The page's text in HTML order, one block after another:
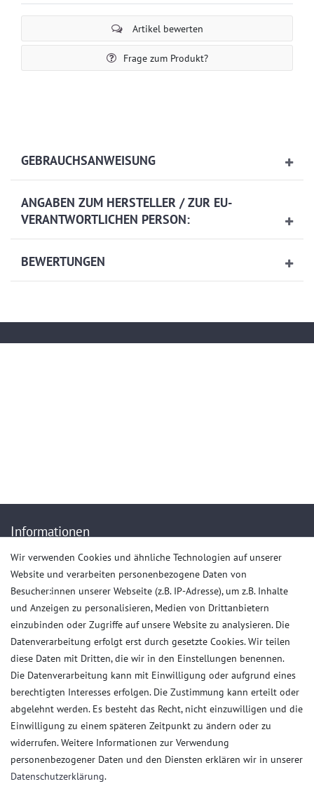
Artikel bewerten
Frage zum Produkt?
GEBRAUCHSANWEISUNG
ANGABEN ZUM HERSTELLER / ZUR EU-
VERANTWORTLICHEN PERSON:
BEWERTUNGEN
Informationen
Impressum
AGB
Daten­schutz­erklärung
Widerrufs­recht
Kaufvertrag widerrufen
Kunden Service
Anmelden
Registrieren
Zahlungsarten
Versandkosten
Wir verwenden Cookies und ähnliche Technologien auf unserer
Website und verarbeiten personenbezogene Daten von
Besucher:innen unserer Webseite (z.B. IP-Adresse), um z.B. Inhalte
und Anzeigen zu personalisieren, Medien von Drittanbietern
einzubinden oder Zugriffe auf unsere Website zu analysieren. Die
Datenverarbeitung erfolgt erst durch gesetzte Cookies. Wir teilen
diese Daten mit Dritten, die wir in den Einstellungen benennen.
Die Datenverarbeitung kann mit Einwilligung oder aufgrund eines
berechtigten Interesses erfolgen. Die Zustimmung kann erteilt oder
abgelehnt werden. Es besteht das Recht, nicht einzuwilligen und die
Einwilligung zu einem späteren Zeitpunkt zu ändern oder zu
widerrufen. Weitere Informationen zur Verwendung
personenbezogener Daten und den Diensten erklären wir in unserer
Daten­schutz­erklärung.